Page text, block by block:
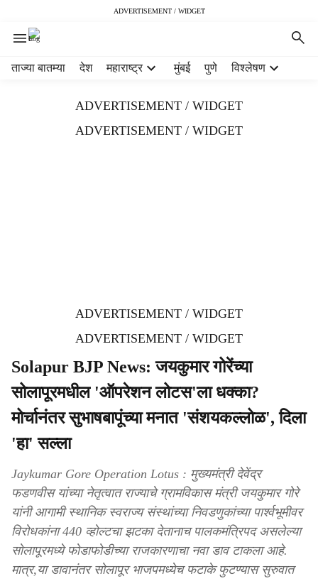
ADVERTISEMENT / WIDGET
ताज्या बातम्या देश महाराष्ट्र मुंबई पुणे विश्लेषण
ADVERTISEMENT / WIDGET
ADVERTISEMENT / WIDGET
ADVERTISEMENT / WIDGET
ADVERTISEMENT / WIDGET
Solapur BJP News: जयकुमार गोरेंच्या
सोलापूरमधील 'ऑपरेशन लोटस'ला धक्का?
मोर्चानंतर सुभाषबापूंच्या मनात 'संशयकल्लोळ', दिला
'हा' सल्ला
Jaykumar Gore Operation Lotus : मुख्यमंत्री देवेंद्र
फडणवीस यांच्या नेतृत्वात राज्याचे ग्रामविकास मंत्री जयकुमार गोरे
यांनी आगामी स्थानिक स्वराज्य संस्थांच्या निवडणुकांच्या पार्श्वभूमीवर
विरोधकांना 440 व्होल्टचा झटका देतानाच पालकमंत्रिपद असलेल्या
सोलापूरमध्ये फोडाफोडीच्या राजकारणाचा नवा डाव टाकला आहे.
मात्र,या डावानंतर सोलापूर भाजपमध्येच फटाके फुटण्यास सुरुवात